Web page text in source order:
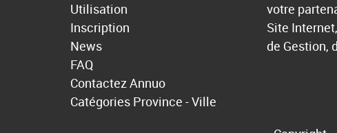
Utilisation
Inscription
News
FAQ
Contactez Annuo
Catégories Province - Ville
votre
Site
de Gestion,